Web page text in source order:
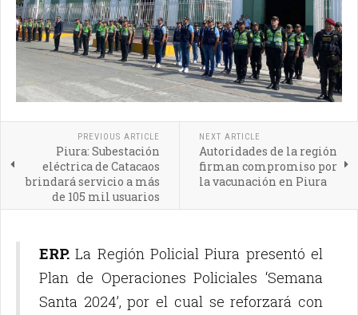
PREVIOUS ARTICLE
Piura: Subestación
eléctrica de Catacaos
brindará servicio a más
de 105 mil usuarios
NEXT ARTICLE
Autoridades de la región
firman compromiso por
la vacunación en Piura
ERP. La Región Policial Piura presentó el
Plan de Operaciones Policiales ‘Semana
Santa 2024’, por el cual se reforzará con